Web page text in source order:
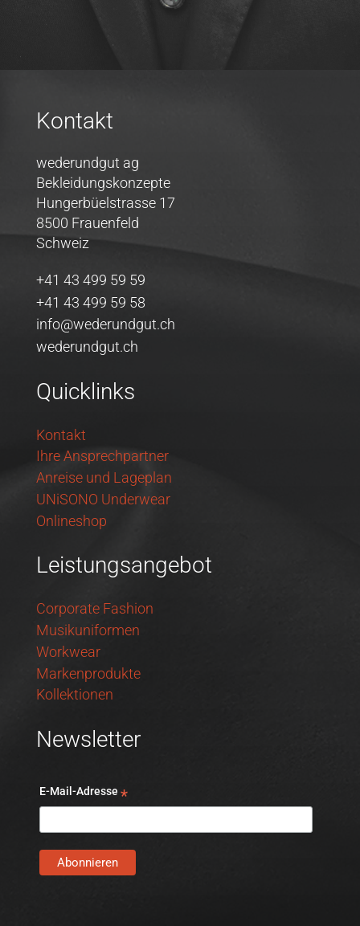
Kontakt
wederundgut ag
Bekleidungskonzepte
Hungerbüelstrasse 17
8500 Frauenfeld
Schweiz
+41 43 499 59 59
+41 43 499 59 58
info@wederundgut.ch
wederundgut.ch
Quicklinks
Kontakt
Ihre Ansprechpartner
Anreise und Lageplan
UNiSONO Underwear
Onlineshop
Leistungsangebot
Corporate Fashion
Musikuniformen
Workwear
Markenprodukte
Kollektionen
Newsletter
E-Mail-Adresse *